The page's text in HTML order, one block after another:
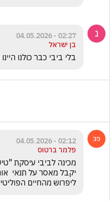
02:27 - 04.05.2026
בן ישראל
בלי ביבי כבר כולנו
02:12 - 04.05.2026
פלמר ברטוס
ליפרוש מהחיים